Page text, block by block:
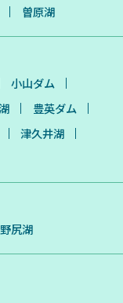
曽原湖
小山ダム
豊英ダム
津久井湖
野尻湖